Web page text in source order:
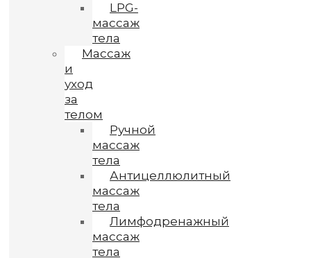
LPG-
массаж
тела
Массаж
и
уход
за
телом
Ручной
массаж
тела
Антицеллюлитный
массаж
тела
Лимфодренажный
массаж
тела